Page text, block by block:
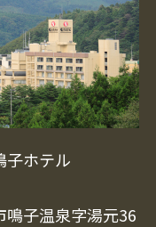
ホテル
鳴子温泉字湯元36